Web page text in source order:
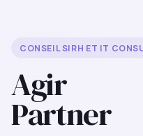
CONSEIL SIRH ET IT
Agir
Partner